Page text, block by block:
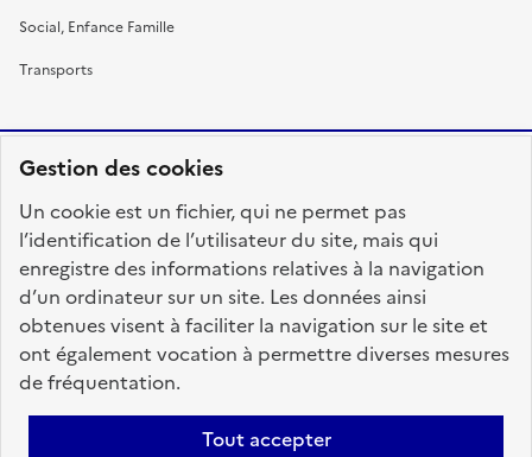
Gestion des cookies
Un cookie est un fichier, qui ne permet pas
l’identification de l’utilisateur du site, mais qui
enregistre des informations relatives à la navigation
d’un ordinateur sur un site. Les données ainsi
obtenues visent à faciliter la navigation sur le site et
ont également vocation à permettre diverses mesures
de fréquentation.
Tout accepter
Social, Enfance Famille
Transports
FRANÇAISE
fonction-publique.gouv.fr
legifrance.gouv.fr
gouvernement.fr